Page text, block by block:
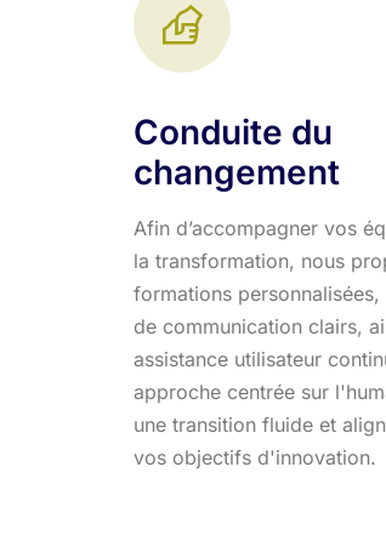
Conduite du
changement
Afin d’accompagner vos
la transformation, nous
formations personnalisées,
de communication clairs,
assistance utilisateur
approche centrée sur
une transition fluide et
vos objectifs d'innovation.​